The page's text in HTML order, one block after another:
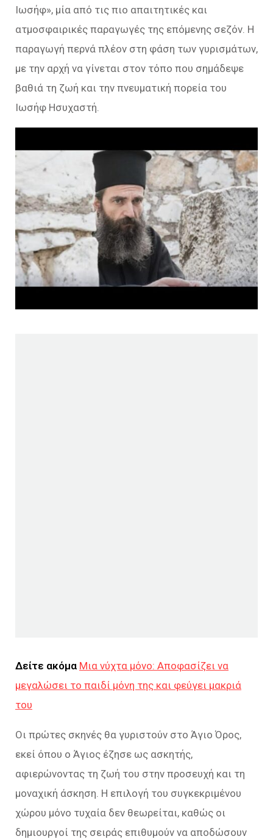
Ιωσήφ», μία από τις πιο απαιτητικές και
ατμοσφαιρικές παραγωγές της επόμενης σεζόν. Η
παραγωγή περνά πλέον στη φάση των γυρισμάτων,
με την αρχή να γίνεται στον τόπο που σημάδεψε
βαθιά τη ζωή και την πνευματική πορεία του
Ιωσήφ Ησυχαστή.
Δείτε ακόμα Μια νύχτα μόνο: Αποφασίζει να
μεγαλώσει το παιδί μόνη της και φεύγει μακριά
του
Οι πρώτες σκηνές θα γυριστούν στο Άγιο Όρος,
εκεί όπου ο Άγιος έζησε ως ασκητής,
αφιερώνοντας τη ζωή του στην προσευχή και τη
μοναχική άσκηση. Η επιλογή του συγκεκριμένου
χώρου μόνο τυχαία δεν θεωρείται, καθώς οι
δημιουργοί της σειράς επιθυμούν να αποδώσουν